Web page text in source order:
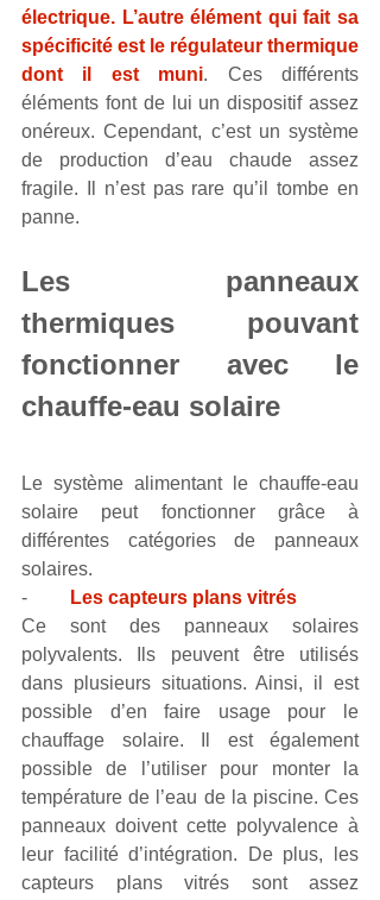
électrique. L’autre élément qui fait sa
spécificité est le régulateur thermique
dont il est muni. Ces différents
éléments font de lui un dispositif assez
onéreux. Cependant, c’est un système
de production d’eau chaude assez
fragile. Il n’est pas rare qu’il tombe en
panne.
Les panneaux
thermiques pouvant
fonctionner avec le
chauffe-eau solaire
Le système alimentant le chauffe-eau
solaire peut fonctionner grâce à
différentes catégories de panneaux
solaires.
-
Les capteurs plans vitrés
Ce sont des panneaux solaires
polyvalents. Ils peuvent être utilisés
dans plusieurs situations. Ainsi, il est
possible d’en faire usage pour le
chauffage solaire. Il est également
possible de l’utiliser pour monter la
température de l’eau de la piscine. Ces
panneaux doivent cette polyvalence à
leur facilité d’intégration. De plus, les
capteurs plans vitrés sont assez